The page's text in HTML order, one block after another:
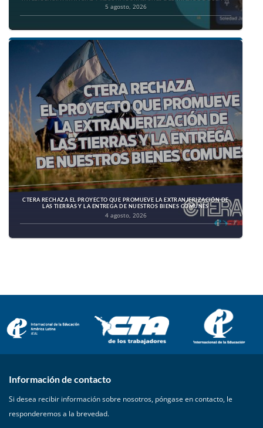
5 agosto, 2026
CTERA RECHAZA EL PROYECTO QUE PROMUEVE LA EXTRANJERIZACIÓN DE
LAS TIERRAS Y LA ENTREGA DE NUESTROS BIENES COMUNES
4 agosto, 2026
Información de contacto
Si desea recibir información sobre nosotros, póngase en contacto, le
responderemos a la brevedad.